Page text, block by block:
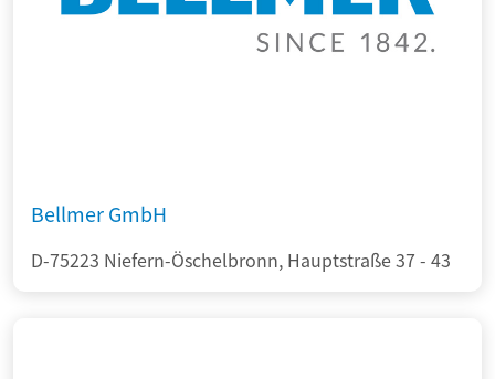
Bellmer GmbH
D-75223 Niefern-Öschelbronn, Hauptstraße 37 - 43